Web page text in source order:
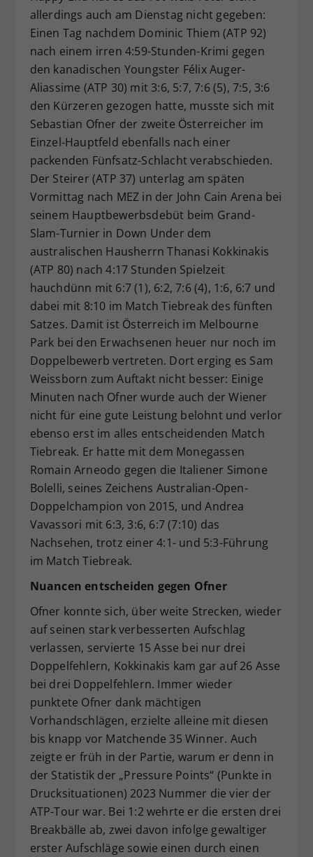
allerdings auch am Dienstag nicht gegeben:
Einen Tag nachdem Dominic Thiem (ATP 92)
nach einem irren 4:59-Stunden-Krimi gegen
den kanadischen Youngster Félix Auger-
Aliassime (ATP 30) mit 3:6, 5:7, 7:6 (5), 7:5, 3:6
den Kürzeren gezogen hatte, musste sich mit
Sebastian Ofner der zweite Österreicher im
Einzel-Hauptfeld ebenfalls nach einer
packenden Fünfsatz-Schlacht verabschieden.
Der Steirer (ATP 37) unterlag am späten
Vormittag nach MEZ in der John Cain Arena bei
seinem Hauptbewerbsdebüt beim Grand-
Slam-Turnier in Down Under dem
australischen Hausherrn Thanasi Kokkinakis
(ATP 80) nach 4:17 Stunden Spielzeit
hauchdünn mit 6:7 (1), 6:2, 7:6 (4), 1:6, 6:7 und
dabei mit 8:10 im Match Tiebreak des fünften
Satzes. Damit ist Österreich im Melbourne
Park bei den Erwachsenen heuer nur noch im
Doppelbewerb vertreten. Dort erging es Sam
Weissborn zum Auftakt nicht besser: Einige
Minuten nach Ofner wurde auch der Wiener
nicht für eine gute Leistung belohnt und verlor
ebenso erst im alles entscheidenden Match
Tiebreak. Er hatte mit dem Monegassen
Romain Arneodo gegen die Italiener Simone
Bolelli, seines Zeichens Australian-Open-
Doppelchampion von 2015, und Andrea
Vavassori mit 6:3, 3:6, 6:7 (7:10) das
Nachsehen, trotz einer 4:1- und 5:3-Führung
im Match Tiebreak.
Nuancen entscheiden gegen Ofner
Ofner konnte sich, über weite Strecken, wieder
auf seinen stark verbesserten Aufschlag
verlassen, servierte 15 Asse bei nur drei
Doppelfehlern, Kokkinakis kam gar auf 26 Asse
bei drei Doppelfehlern. Immer wieder
punktete Ofner dank mächtigen
Vorhandschlägen, erzielte alleine mit diesen
bis knapp vor Matchende 35 Winner. Auch
zeigte er früh in der Partie, warum er denn in
der Statistik der „Pressure Points“ (Punkte in
Drucksituationen) 2023 Nummer die vier der
ATP-Tour war. Bei 1:2 wehrte er die ersten drei
Breakbälle ab, zwei davon infolge gewaltiger
erster Aufschläge sowie einen durch einen
Zweck
Dieser Wert speichert Ihre Consent-
Einstellungen. Unter anderem eine
zufällig generierte ID, für die
historische Speicherung Ihrer
vorgenommen Einstellungen, falls der
Webseiten-Betreiber dies eingestellt
hat.